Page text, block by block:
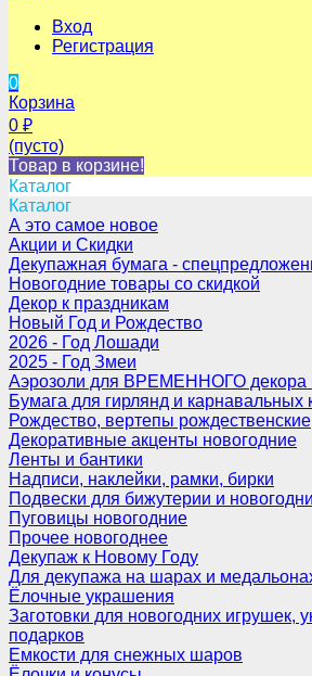
Вход
Регистрация
0
Корзина
0 ₽
(пусто)
Товар в корзине!
Каталог
Каталог
А это самое новое
Акции и Скидки
Декупажная бумага -
Новогодние товары со скидкой
Декор к праздникам
Новый Год и Рождество
2026 - Год Лошади
2025 - Год Змеи
Аэрозоли для ВРЕМЕННОГО декора
Бумага для гирлянд и карнавальных
Рождество, вертепы рождественские
Декоративные акценты новогодние
Ленты и бантики
Надписи, наклейки, рамки, бирки
Подвески для бижутерии и
Пуговицы новогодние
Прочее новогоднее
Декупаж к Новому Году
Для декупажа на шарах и
Ёлочные украшения
Заготовки для новогодних игрушек,
подарков
Емкости для снежных шаров